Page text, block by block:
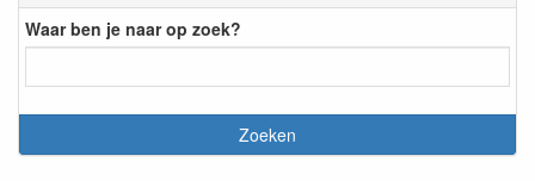
Waar ben je naar op zoek?